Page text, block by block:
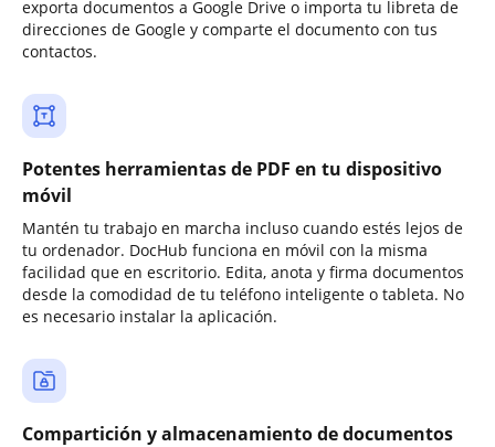
exporta documentos a Google Drive o importa tu libreta de
direcciones de Google y comparte el documento con tus
contactos.
Potentes herramientas de PDF en tu dispositivo
móvil
Mantén tu trabajo en marcha incluso cuando estés lejos de
tu ordenador. DocHub funciona en móvil con la misma
facilidad que en escritorio. Edita, anota y firma documentos
desde la comodidad de tu teléfono inteligente o tableta. No
es necesario instalar la aplicación.
Compartición y almacenamiento de documentos